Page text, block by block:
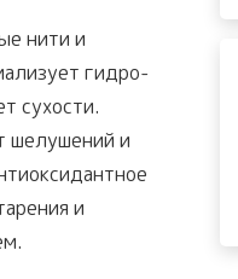
нити и
гидро-
сухости.
шелушений и
и